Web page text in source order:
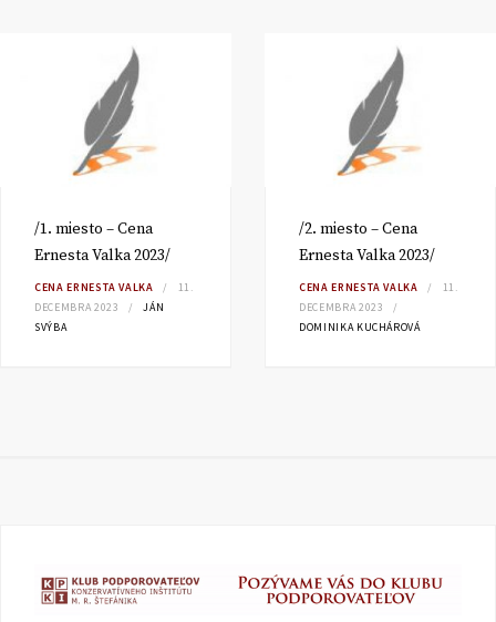
/1. miesto – Cena
Ernesta Valka 2023/
CENA ERNESTA VALKA
11.
DECEMBRA 2023
JÁN
SVÝBA
/2. miesto – Cena
Ernesta Valka 2023/
CENA ERNESTA VALKA
11.
DECEMBRA 2023
DOMINIKA KUCHÁROVÁ